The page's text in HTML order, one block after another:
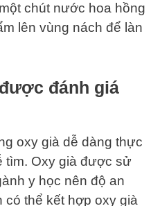
chút nước hoa hồng
lên vùng nách để làn
đánh giá
oxy già dễ dàng thực
tìm. Oxy già được sử
y học nên độ an
có thể kết hợp oxy già